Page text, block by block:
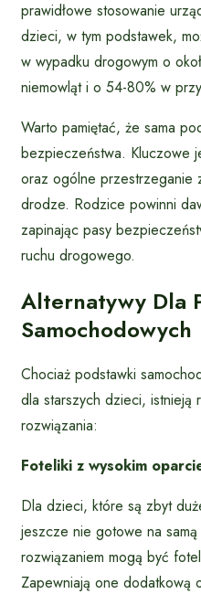
prawidłowe stosowanie
dzieci, w tym podstawek,
w wypadku drogowym o
niemowląt i o 54-80% w
Warto pamiętać, że sama
bezpieczeństwa. Kluczowe
oraz ogólne przestrzeganie
drodze. Rodzice powinni
zapinając pasy
ruchu drogowego.
Alternatywy Dla
Samochodowych
Chociaż podstawki
dla starszych dzieci, istnieją
rozwiązania:
Foteliki z wysokim
Dla dzieci, które są zbyt
jeszcze nie gotowe na
rozwiązaniem mogą być
Zapewniają one dodatkową